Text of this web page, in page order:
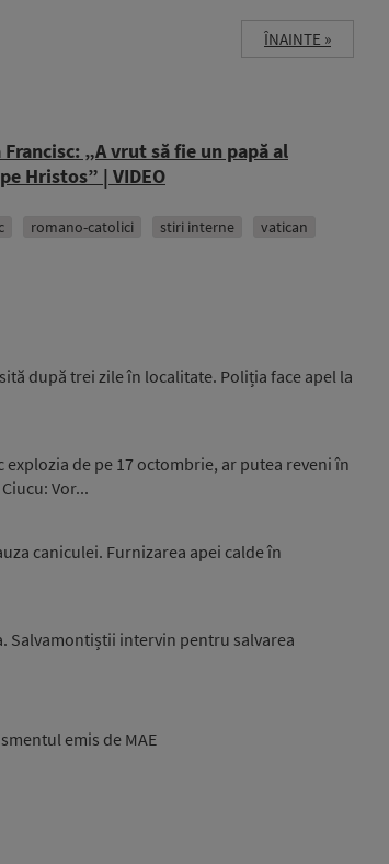
ÎNAINTE »
„A vrut să fie un papă al
Hristos” | VIDEO
romano-catolici stiri interne vatican
după trei zile în localitate. Poliția face apel la
de pe 17 octombrie, ar putea reveni în
Vor...
caniculei. Furnizarea apei calde în
Salvamontiștii intervin pentru salvarea
emis de MAE